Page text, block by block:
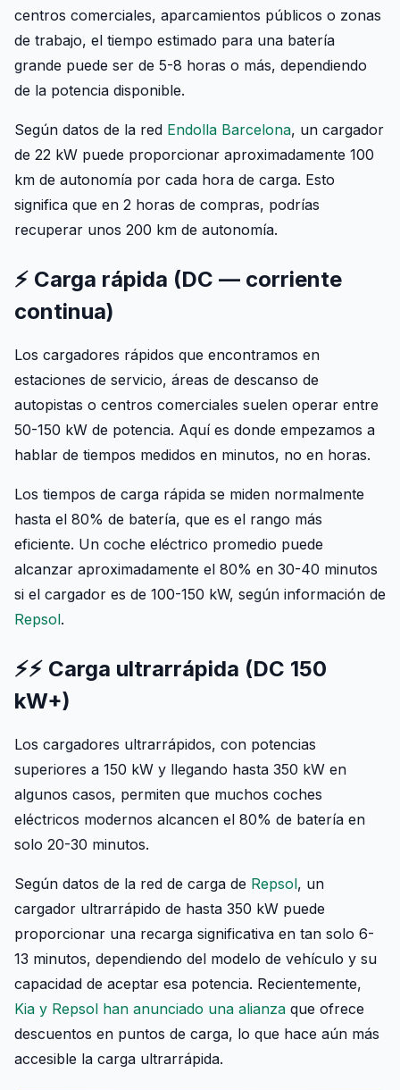
centros comerciales, aparcamientos públicos o zonas
de trabajo, el tiempo estimado para una batería
grande puede ser de 5-8 horas o más, dependiendo
de la potencia disponible.
Según datos de la red Endolla Barcelona, un cargador
de 22 kW puede proporcionar aproximadamente 100
km de autonomía por cada hora de carga. Esto
significa que en 2 horas de compras, podrías
recuperar unos 200 km de autonomía.
⚡ Carga rápida (DC — corriente
continua)
Los cargadores rápidos que encontramos en
estaciones de servicio, áreas de descanso de
autopistas o centros comerciales suelen operar entre
50-150 kW de potencia. Aquí es donde empezamos a
hablar de tiempos medidos en minutos, no en horas.
Los tiempos de carga rápida se miden normalmente
hasta el 80% de batería, que es el rango más
eficiente. Un coche eléctrico promedio puede
alcanzar aproximadamente el 80% en 30-40 minutos
si el cargador es de 100-150 kW, según información de
Repsol.
⚡⚡ Carga ultrarrápida (DC 150
kW+)
Los cargadores ultrarrápidos, con potencias
superiores a 150 kW y llegando hasta 350 kW en
algunos casos, permiten que muchos coches
eléctricos modernos alcancen el 80% de batería en
solo 20-30 minutos.
Según datos de la red de carga de Repsol, un
cargador ultrarrápido de hasta 350 kW puede
proporcionar una recarga significativa en tan solo 6-
13 minutos, dependiendo del modelo de vehículo y su
capacidad de aceptar esa potencia. Recientemente,
Kia y Repsol han anunciado una alianza que ofrece
descuentos en puntos de carga, lo que hace aún más
accesible la carga ultrarrápida.